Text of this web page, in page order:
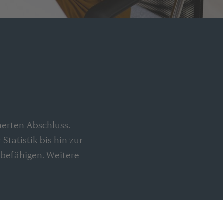
Abschluss.
Statistik bis hin zur
Weitere